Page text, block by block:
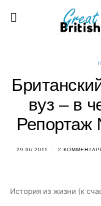
вуз – в
Репортаж
29.06.2011 2
История из жизни (к